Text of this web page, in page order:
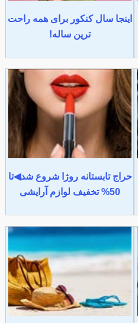
اینجا سال کنکور برای همه راحت
ترین ساله!
حراج تابستانه روژا شروع شد◀تا
50% تخفیف لوازم آرایشی